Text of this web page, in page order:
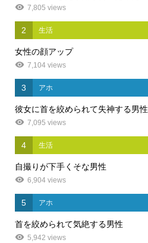
7,805 views
2 生活
女性の顔アップ
7,104 views
3 アホ
彼女に首を絞められて失神する男性
7,095 views
4 生活
自撮りが下手くそな男性
6,904 views
5 アホ
首を絞められて気絶する男性
5,942 views